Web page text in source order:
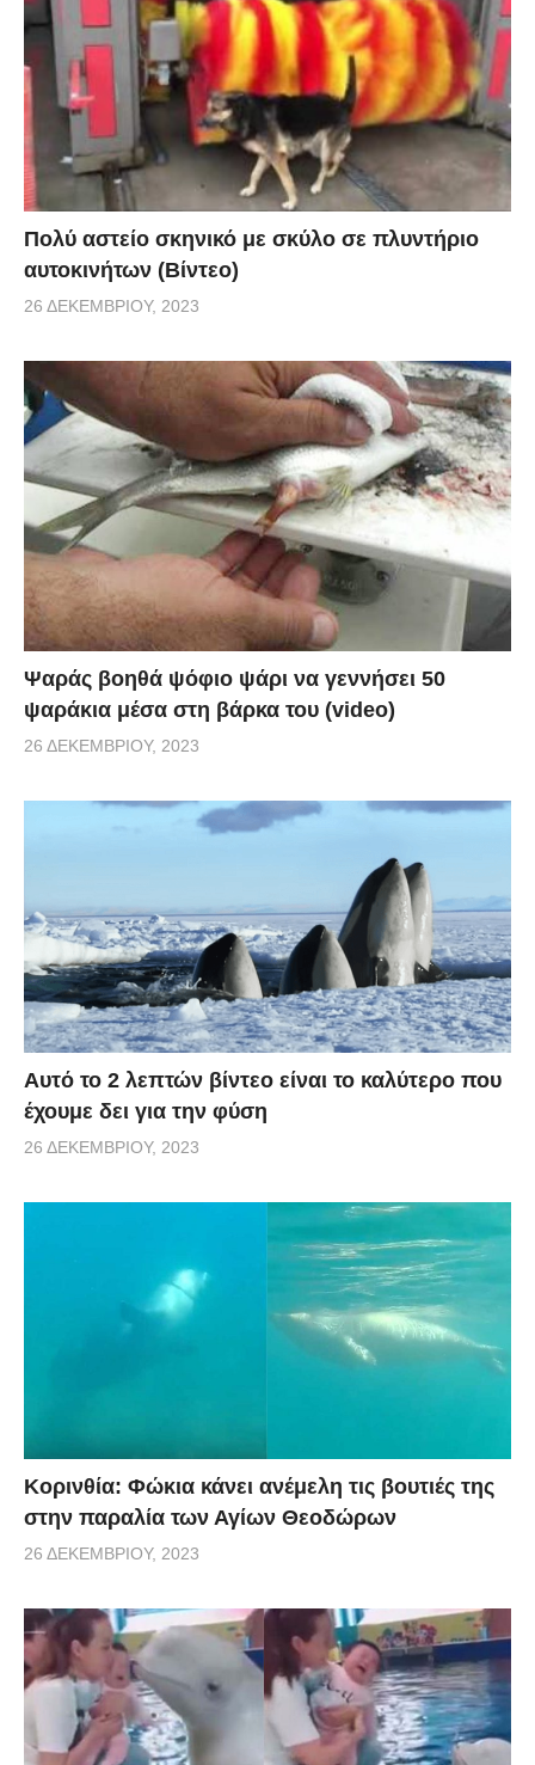
Πολύ αστείο σκηνικό με σκύλο σε πλυντήριο
αυτοκινήτων (Βίντεο)
26 ΔΕΚΕΜΒΡΊΟΥ, 2023
Ψαράς βοηθά ψόφιο ψάρι να γεννήσει 50
ψαράκια μέσα στη βάρκα του (video)
26 ΔΕΚΕΜΒΡΊΟΥ, 2023
Αυτό το 2 λεπτών βίντεο είναι το καλύτερο που
έχουμε δει για την φύση
26 ΔΕΚΕΜΒΡΊΟΥ, 2023
Κορινθία: Φώκια κάνει ανέμελη τις βουτιές της
στην παραλία των Αγίων Θεοδώρων
26 ΔΕΚΕΜΒΡΊΟΥ, 2023